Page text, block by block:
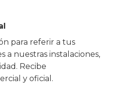
para referir a tus
a nuestras instalaciones,
Recibe
y oficial.